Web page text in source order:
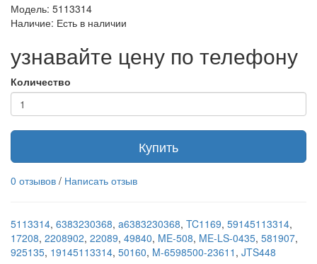
Модель: 5113314
Наличие: Есть в наличии
узнавайте цену по телефону
Количество
Купить
0 отзывов / Написать отзыв
5113314, 6383230368, a6383230368, TC1169, 59145113314,
17208, 2208902, 22089, 49840, ME-508, ME-LS-0435, 581907,
925135, 19145113314, 50160, M-6598500-23611 , JTS448